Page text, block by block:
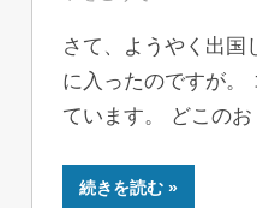
さて、ようやく出国
に入ったのですが。
ています。 どこのお
続きを読む